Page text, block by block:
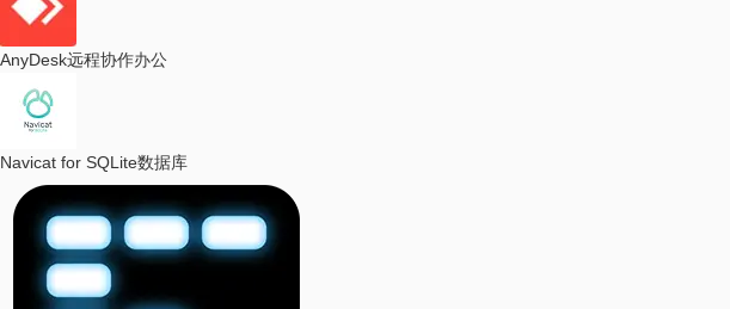
AnyDesk远程协作办公
Navicat for SQLite数据库